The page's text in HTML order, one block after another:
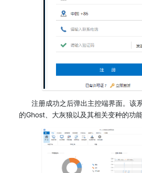
注册成功之后弹出主控端界面。该
的Ghost、大灰狼以及其相关变种的功能